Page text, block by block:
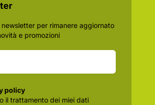
per rimanere aggiornato
e promozioni
policy
policy
il trattamento dei miei dati